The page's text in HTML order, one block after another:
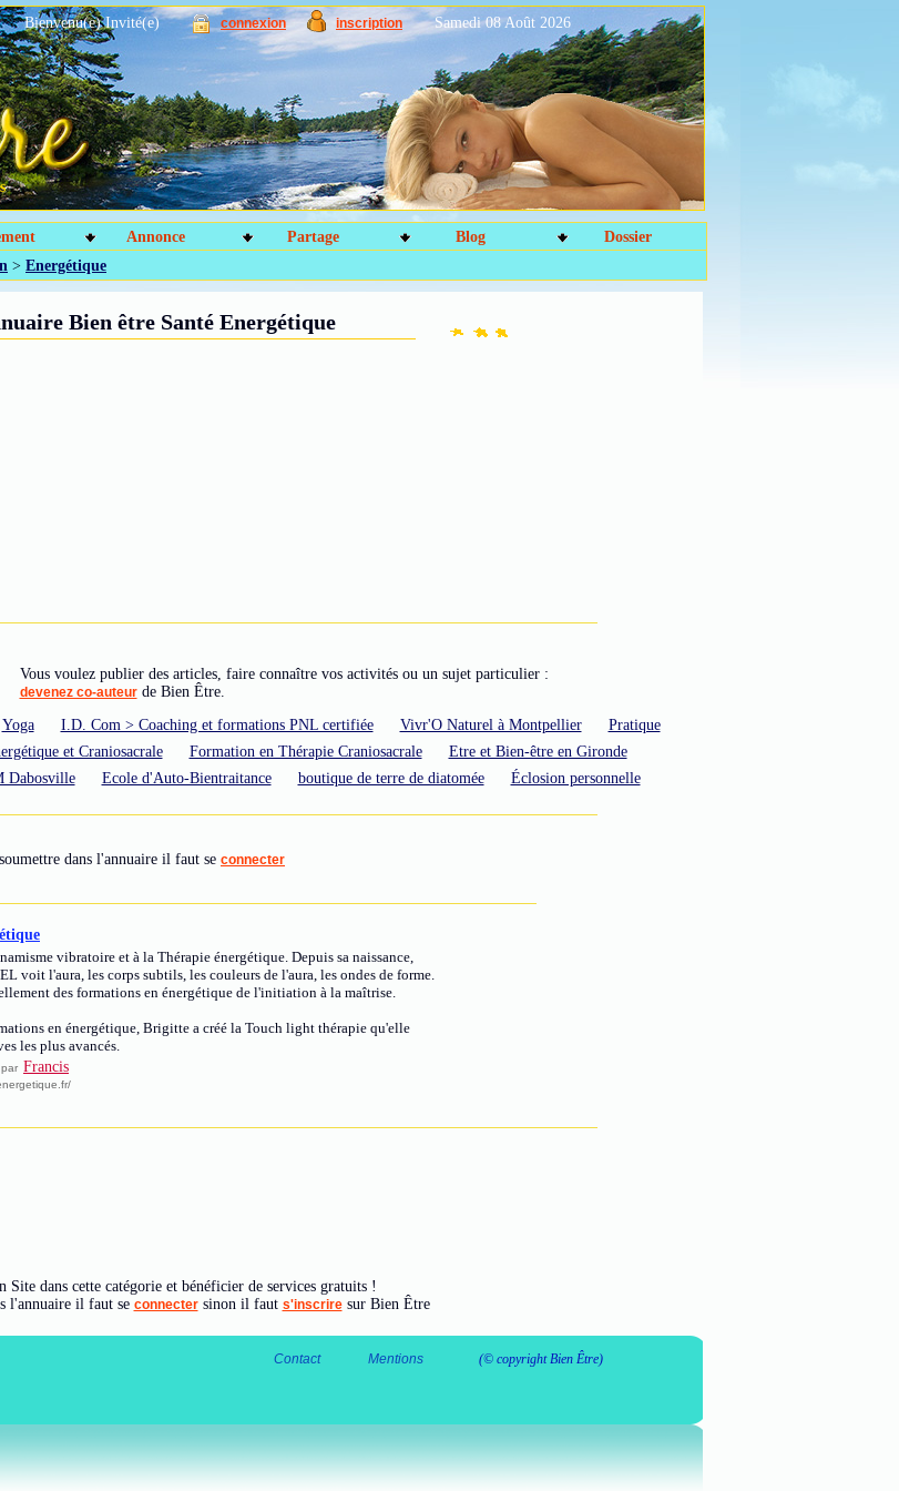
Bienvenu(e) Invité(e) connexion inscription Samedi 08 Août 2026
Annonce Partage Blog
Dossier
> Energétique
Bien être Santé Energétique
Vous voulez publier des articles, faire connaître vos activités ou un sujet particulier :
devenez co-auteurde Bien Être.
Yoga I.D. Com > Coaching et formations PNL certifiée Vivr'O Naturel à Montpellier
Pratique
et Craniosacrale Formation en Thérapie Craniosacrale
Etre et Bien-être en Gironde
Dabosville Ecole d'Auto-Bientraitance boutique de terre de diatomée Éclosion personnelle
dans l'annuaire il faut se connecter
vibratoire et à la Thérapie énergétique. Depuis sa naissance,
voit l'aura, les corps subtils, les couleurs de l'aura, les ondes de forme.
des formations en énergétique de l'initiation à la maîtrise.
en énergétique, Brigitte a créé la Touch light thérapie qu'elle
les plus avancés.
Francis
Site dans cette catégorie et bénéficier de services gratuits !
l'annuaire il faut se connecter sinon il faut s'inscriresur Bien Être
Contact Mentions (© copyright Bien Être)